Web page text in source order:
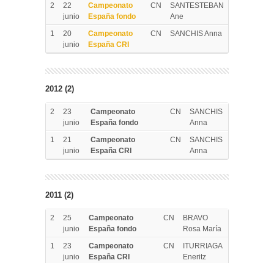
2
22
junio
Campeonato
España fondo
CN
SANTESTEBAN
Ane
1
20
junio
Campeonato
España CRI
CN SANCHIS Anna
2012 (2)
2
23
junio
Campeonato
España fondo
CN
SANCHIS
Anna
1
21
junio
Campeonato
España CRI
CN
SANCHIS
Anna
2011 (2)
2
25
junio
Campeonato
España fondo
CN
BRAVO
Rosa María
1
23
junio
Campeonato
España CRI
CN
ITURRIAGA
Eneritz